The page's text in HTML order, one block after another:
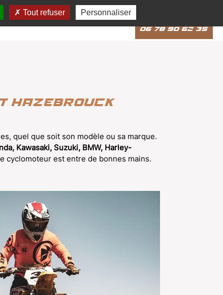
Tout refuser Personnaliser
06 78 90 62 35
Hazebrouck
quel que soit son modèle ou sa marque.
Kawasaki, Suzuki, BMW, Harley-
cyclomoteur est entre de bonnes mains.